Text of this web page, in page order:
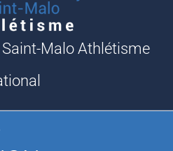
Saint-Malo Athlétisme